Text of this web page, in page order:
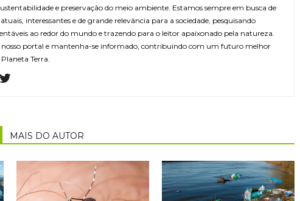
e preservação do meio ambiente. Estamos sempre em busca de
interessantes e de grande relevância para a sociedade, pesquisando
ao redor do mundo e trazendo para o leitor apaixonado pela natureza.
portal e mantenha-se informado, contribuindo com um futuro melhor
Terra.
MAIS DO AUTOR